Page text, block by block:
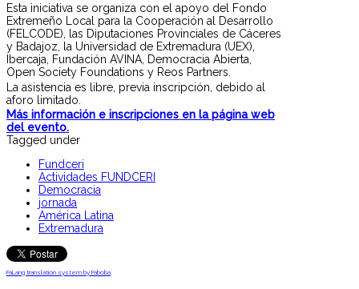
Esta iniciativa se organiza con el apoyo del Fondo
Extremeño Local para la Cooperación al Desarrollo
(FELCODE), las Diputaciones Provinciales de Cáceres
y Badajoz, la Universidad de Extremadura (UEX),
Ibercaja, Fundación AVINA, Democracia Abierta,
Open Society Foundations y Reos Partners.
La asistencia es libre, previa inscripción, debido al
aforo limitado.
Más información e inscripciones en la página web
del evento.
Tagged under
Fundceri
Actividades FUNDCERI
Democracia
jornada
América Latina
Extremadura
FaLang translation system by Faboba